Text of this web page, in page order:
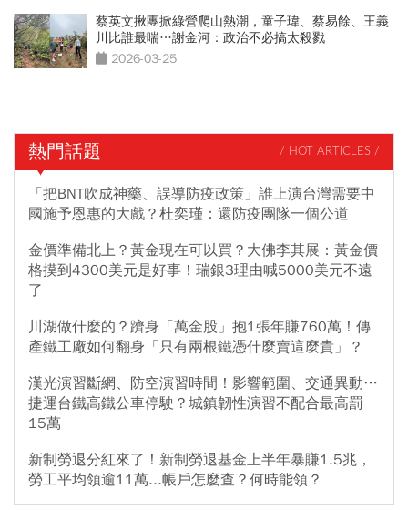
蔡英文揪團掀綠營爬山熱潮，童子瑋、蔡易餘、王義
川比誰最喘…謝金河：政治不必搞太殺戮
2026-03-25
熱門話題 / HOT ARTICLES /
「把BNT吹成神藥、誤導防疫政策」誰上演台灣需要中
國施予恩惠的大戲？杜奕瑾：還防疫團隊一個公道
金價準備北上？黃金現在可以買？大佛李其展：黃金價
格摸到4300美元是好事！瑞銀3理由喊5000美元不遠
了
川湖做什麼的？躋身「萬金股」抱1張年賺760萬！傳
產鐵工廠如何翻身「只有兩根鐵憑什麼賣這麼貴」？
漢光演習斷網、防空演習時間！影響範圍、交通異動…
捷運台鐵高鐵公車停駛？城鎮韌性演習不配合最高罰
15萬
新制勞退分紅來了！新制勞退基金上半年暴賺1.5兆，
勞工平均領逾11萬...帳戶怎麼查？何時能領？